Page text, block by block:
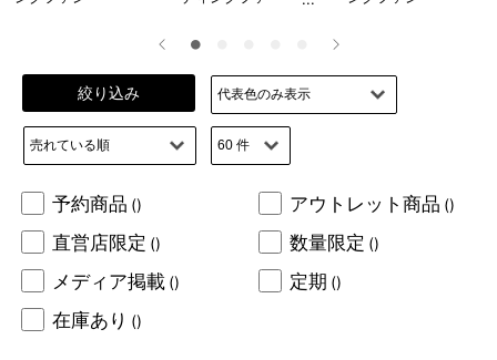
絞り込み
予約商品 () アウトレット商品 ()
直営店限定 () 数量限定 ()
メディア掲載 () 定期 ()
在庫あり ()